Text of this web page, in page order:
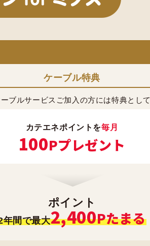
ケーブル特典
ブルサービスご加入の方には特典として
カテエネポイントを毎月
100Pプレゼント
ポイント
年間で最大2,400Pたまる